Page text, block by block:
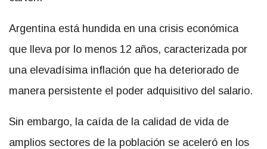
Argentina está hundida en una crisis económica
que lleva por lo menos 12 años, caracterizada por
una elevadísima inflación que ha deteriorado de
manera persistente el poder adquisitivo del salario.
Sin embargo, la caída de la calidad de vida de
amplios sectores de la población se aceleró en los